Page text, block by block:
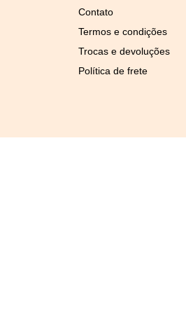
Contato
Termos e condições
Trocas e devoluções
Política de frete